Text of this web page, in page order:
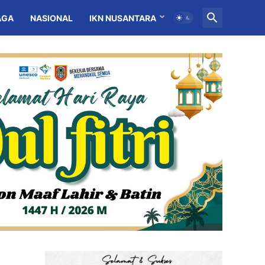
NASIONAL IKN NUSANTARA MITRA